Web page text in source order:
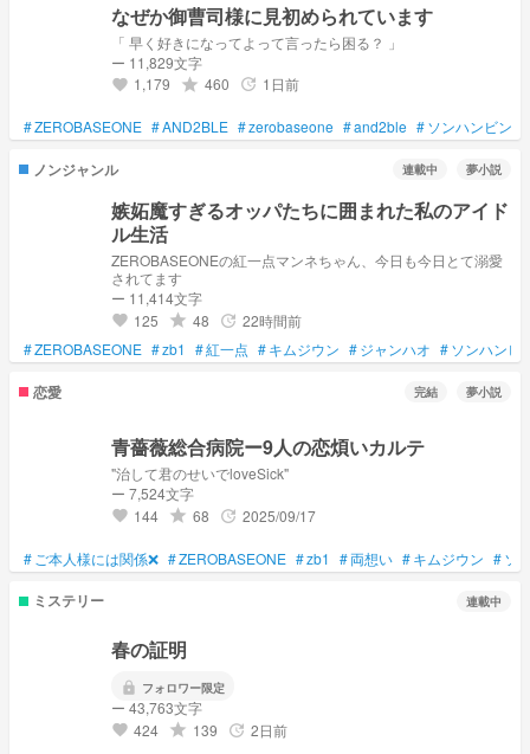
なぜか御曹司様に見初められています
「 早く好きになってよって言ったら困る？ 」
ー 11,829文字
favorite 1,179 grade 460 update 1日前
#ZEROBASEONE #AND2BLE #zerobaseone #and2ble #ソンハンビン
ノンジャンル 連載中 夢小説
嫉妬魔すぎるオッパたちに囲まれた私のアイド
ル生活
ZEROBASEONEの紅一点マンネちゃん、今日も今日とて溺愛
されてます
ー 11,414文字
favorite 125 grade 48 update 22時間前
#ZEROBASEONE #zb1 #紅一点 #キムジウン #ジャンハオ #ソンハンビ
恋愛 完結 夢小説
青薔薇総合病院ー9人の恋煩いカルテ
"治して君のせいでloveSick"
ー 7,524文字
favorite 144 grade 68 update 2025/09/17
# ご本人様には関係❌ #ZEROBASEONE #zb1 #両想い #キムジウン #ソ
ミステリー 連載中
春の証明
lock フォロワー限定
ー 43,763文字
favorite 424 grade 139 update 2日前